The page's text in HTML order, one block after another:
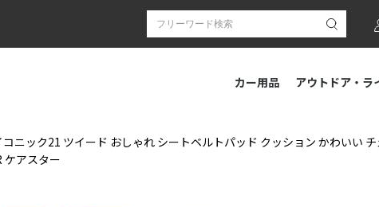
カー用品 アウトドア・ラ
ニック21 ツイード おしゃれ シートベルトパッド クッション かわいい
ケアスター